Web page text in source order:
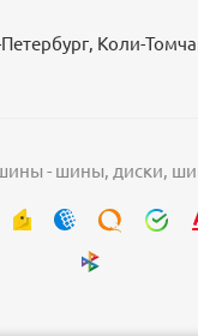
Петербург, Коли-
- шины, диски,